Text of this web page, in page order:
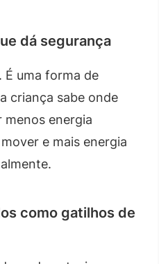
dá segurança
É uma forma de
criança sabe onde
menos energia
e mais energia
como gatilhos de